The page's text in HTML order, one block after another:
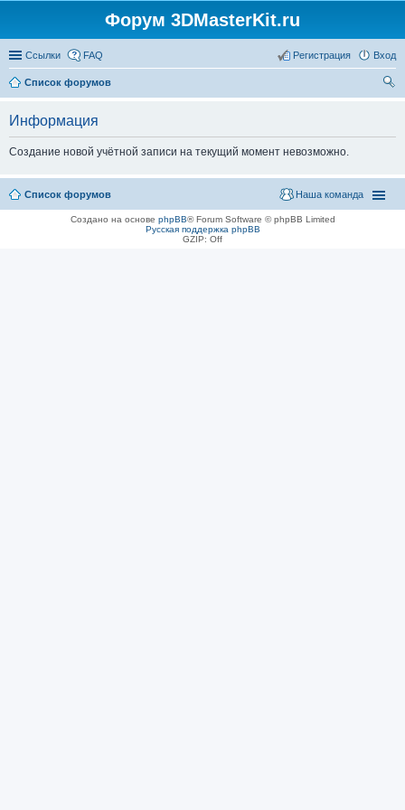
Форум 3DMasterKit.ru
Ссылки FAQ Вход
Регистрация
Список форумов
Информация
Создание новой учётной записи на текущий момент невозможно.
Список форумов Наша команда
Создано на основе phpBB® Forum Software © phpBB Limited
Русская поддержка phpBB
GZIP: Off